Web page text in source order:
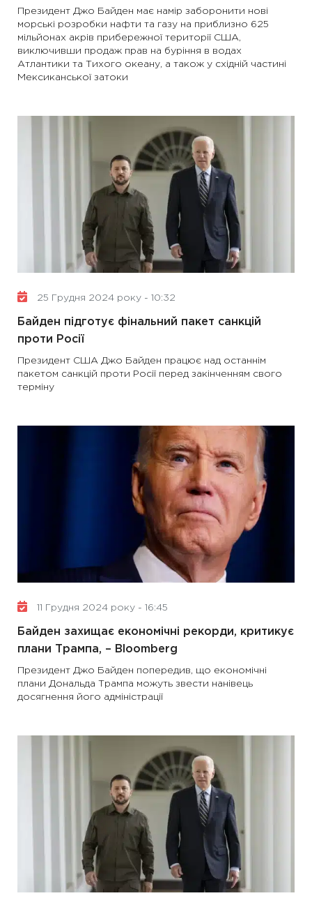
Президент Джо Байден має намір заборонити нові
морські розробки нафти та газу на приблизно 625
мільйонах акрів прибережної території США,
виключивши продаж прав на буріння в водах
Атлантики та Тихого океану, а також у східній частині
Мексиканської затоки
25 Грудня 2024 року - 10:32
Байден підготує фінальний пакет санкцій
проти Росії
Президент США Джо Байден працює над останнім
пакетом санкцій проти Росії перед закінченням свого
терміну
11 Грудня 2024 року - 16:45
Байден захищає економічні рекорди, критикує
плани Трампа, – Bloomberg
Президент Джо Байден попередив, що економічні
плани Дональда Трампа можуть звести нанівець
досягнення його адміністрації